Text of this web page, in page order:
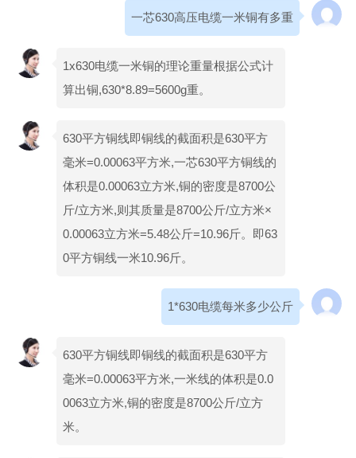
一芯630高压电缆一米铜有多重
1x630电缆一米铜的理论重量根据公式计
算出铜,630*8.89=5600g重。
630平方铜线即铜线的截面积是630平方
毫米=0.00063平方米,一芯630平方铜线的
体积是0.00063立方米,铜的密度是8700公
斤/立方米,则其质量是8700公斤/立方米×
0.00063立方米=5.48公斤=10.96斤。即63
0平方铜线一米10.96斤。
1*630电缆每米多少公斤
630平方铜线即铜线的截面积是630平方
毫米=0.00063平方米,一米线的体积是0.0
0063立方米,铜的密度是8700公斤/立方
米。